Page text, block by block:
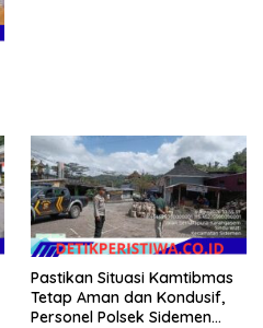
Pastikan Situasi Kamtibmas
Tetap Aman dan Kondusif,
Personel Polsek Sidemen